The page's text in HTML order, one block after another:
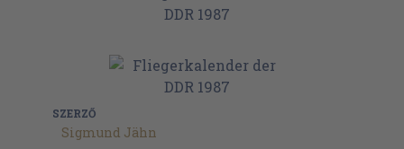
SZERZŐ
Sigmund Jähn